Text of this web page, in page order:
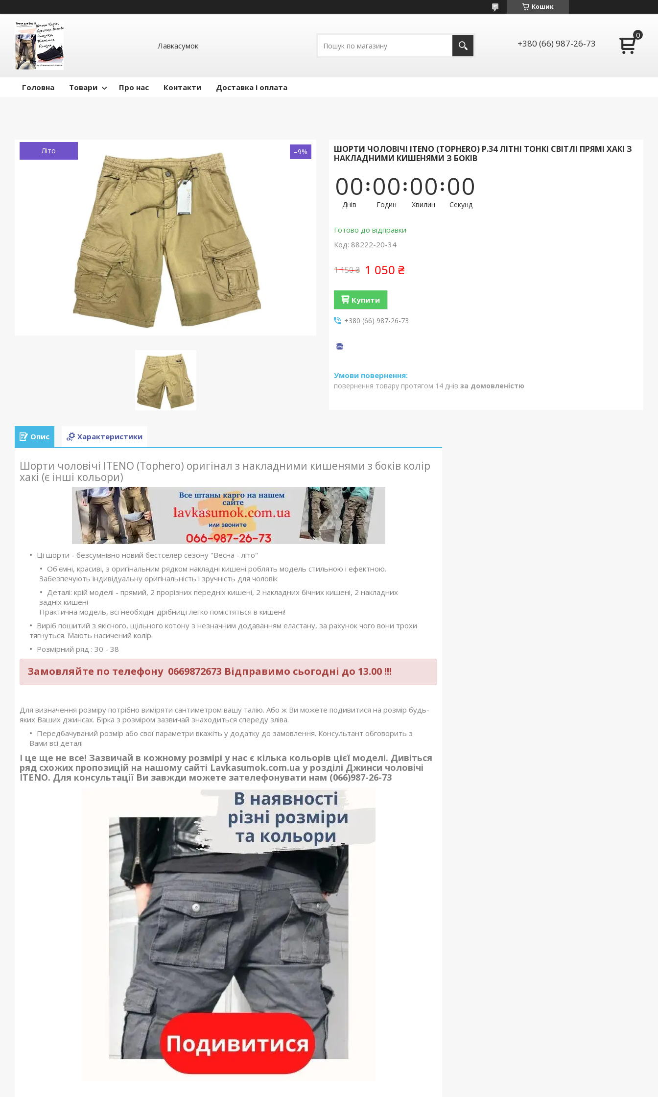
Кошик
Лавкасумок +380 (66) 987-26-73
Головна Товари Про нас Контакти Доставка і оплата
Літо –9%
ШОРТИ ЧОЛОВІЧІ ITENO (TOPHERO) Р.34 ЛІТНІ ТОНКІ СВІТЛІ ПРЯМІ ХАКІ З
НАКЛАДНИМИ КИШЕНЯМИ З БОКІВ
00
Днів
00
Годин
00
Хвилин
00
Секунд
Готово до відправки
Код: 88222-20-34
1 150 ₴ 1 050 ₴
Купити
+380 (66) 987-26-73
повернення товару протягом 14 днів за домовленістю
Опис Характеристики
Шорти чоловічі ITENO (Tophero) оригінал з накладними кишенями з боків колір
хакі (є інші кольори)
Ці шорти - безсумнівно новий бестселер сезону "Весна - літо"
Об'ємні, красиві, з оригінальним рядком накладні кишені роблять модель стильною і ефектною.
Забезпечують індивідуальну оригінальність і зручність для чоловік
Деталі: крій моделі - прямий, 2 прорізних передніх кишені, 2 накладних бічних кишені, 2 накладних
задніх кишені
Практична модель, всі необхідні дрібниці легко помістяться в кишені!
Виріб пошитий з якісного, щільного котону з незначним додаванням еластану, за рахунок чого вони трохи
тягнуться. Мають насичений колір.
Розмірний ряд : 30 - 38
Замовляйте по телефону 0669872673 Відправимо сьогодні до 13.00 !!!
Для визначення розміру потрібно виміряти сантиметром вашу талію. Або ж Ви можете подивитися на розмір будь-
яких Ваших джинсах. Бірка з розміром зазвичай знаходиться спереду зліва.
Передбачуваний розмір або свої параметри вкажіть у додатку до замовлення. Консультант обговорить з
Вами всі деталі
І це ще не все! Зазвичай в кожному розмірі у нас є кілька кольорів цієї моделі. Дивіться
ряд схожих пропозицій на нашому сайті Lavkasumok.com.ua у розділі Джинси чоловічі
ITENO. Для консультації Ви завжди можете зателефонувати нам (066)987-26-73